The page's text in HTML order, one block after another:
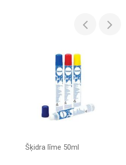
Šķidra līme 50ml